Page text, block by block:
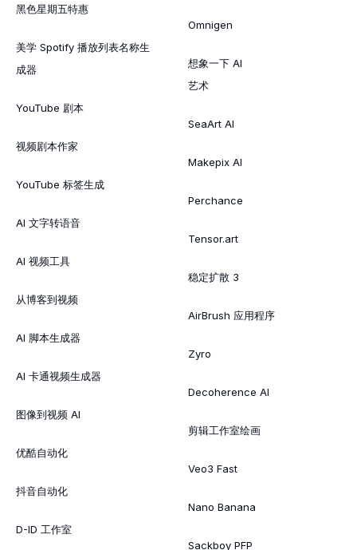
黑色星期五特惠
美学 Spotify 播放列表名称生
成器
YouTube 剧本
视频剧本作家
YouTube 标签生成
AI 文字转语音
AI 视频工具
从博客到视频
AI 脚本生成器
AI 卡通视频生成器
图像到视频 AI
优酷自动化
抖音自动化
D-ID 工作室
Omnigen
想象一下 AI
艺术
SeaArt AI
Makepix AI
Perchance
Tensor.art
稳定扩散 3
AirBrush 应用程序
Zyro
Decoherence AI
剪辑工作室绘画
Veo3 Fast
Nano Banana
Sackboy PFP